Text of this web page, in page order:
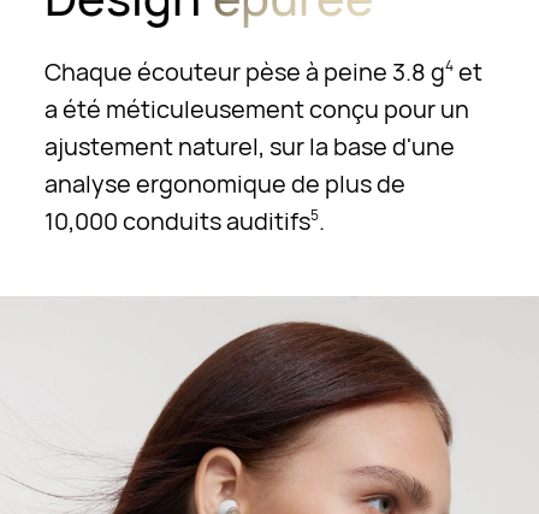
Chaque écouteur pèse à peine 3.8 g4 et
a été méticuleusement conçu pour un
ajustement naturel, sur la base d'une
analyse ergonomique de plus de
10,000 conduits auditifs5.